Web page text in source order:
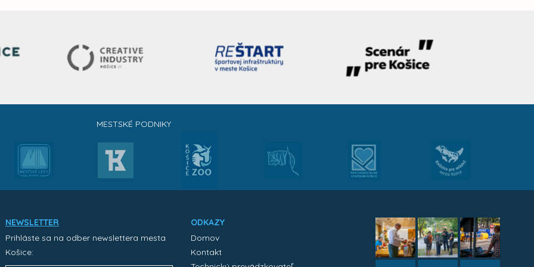
MESTSKÉ PODNIKY
NEWSLETTER
Prihláste sa na odber newslettera mesta
Košice:
ODKAZY
Domov
Kontakt